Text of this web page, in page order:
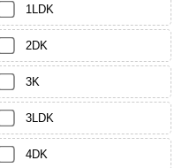
1LDK
2DK
3K
3LDK
4DK